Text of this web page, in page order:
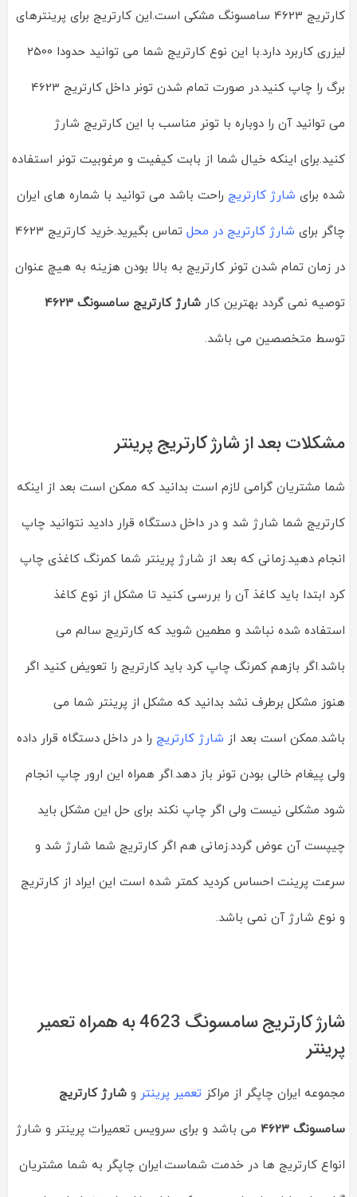
کارتریج 4623 سامسونگ مشکی است.این کارتریج برای پرینترهای
لیزری کاربرد دارد.با این نوع کارتریج شما می توانید حدودا 2500
برگ را چاپ کنید.در صورت تمام شدن تونر داخل کارتریج 4623
می توانید آن را دوباره با تونر مناسب با این کارتریج شارژ
کنید.برای اینکه خیال شما از بابت کیفیت و مرغوبیت تونر استفاده
شده برای شارژ کارتریج راحت باشد می توانید با شماره های ایران
چاگر برای شارژ کارتریج در محل تماس بگیرید.خرید کارتریج 4623
در زمان تمام شدن تونر کارتریج به بالا بودن هزینه به هیچ عنوان
توصیه نمی گردد بهترین کار شارژ کارتریج سامسونگ 4623
توسط متخصصین می باشد.
مشکلات بعد از شارژ کارتریج پرینتر
شما مشتریان گرامی لازم است بدانید که ممکن است بعد از اینکه
کارتریج شما شارژ شد و در داخل دستگاه قرار دادید نتوانید چاپ
انجام دهید.زمانی که بعد از شارژ پرینتر شما کمرنگ کاغذی چاپ
کرد ابتدا باید کاغذ آن را بررسی کنید تا مشکل از نوع کاغذ
استفاده شده نباشد و مطمین شوید که کارتریج سالم می
باشد.اگر بازهم کمرنگ چاپ کرد باید کارتریج را تعویض کنید اگر
هنوز مشکل برطرف نشد بدانید که مشکل از پرینتر شما می
باشد.ممکن است بعد از شارژ کارتریج را در داخل دستگاه قرار داده
ولی پیغام خالی بودن تونر باز دهد.اگر همراه این ارور چاپ انجام
شود مشکلی نیست ولی اگر چاپ نکند برای حل این مشکل باید
چیپست آن عوض گردد.زمانی هم اگر کارتریج شما شارژ شد و
سرعت پرینت احساس کردید کمتر شده است این ایراد از کارتریج
و نوع شارژ آن نمی باشد.
شارژ کارتریج سامسونگ 4623 به همراه تعمیر
پرینتر
مجموعه ایران چاپگر از مراکز تعمیر پرینتر و شارژ کارتریج
سامسونگ 4623 می باشد و برای سرویس تعمیرات پرینتر و شارژ
انواع کارتریج ها در خدمت شماست.ایران چاپگر به شما مشتریان